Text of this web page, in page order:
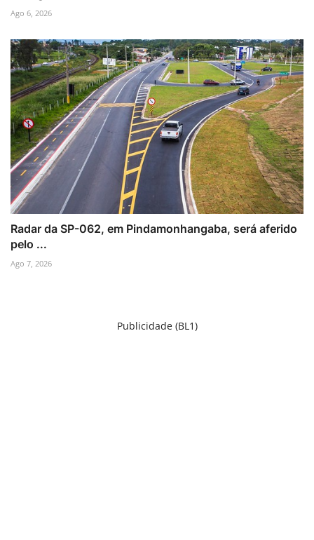
Ago 6, 2026
Radar da SP-062, em Pindamonhangaba, será aferido
pelo ...
Ago 7, 2026
Publicidade (BL1)